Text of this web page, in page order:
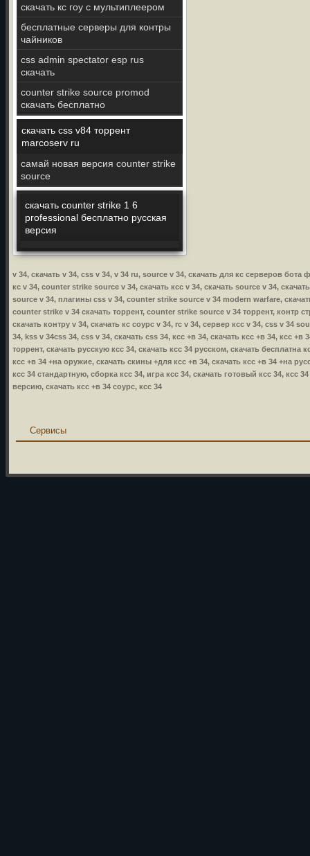
скачать кс гоу с мультиплеером
бесплатные серверы для контры
чайников
css admin spectator esp rus
скачать
counter strike source promod
скачать бесплатно
скачать css v84 торрент
marcoserv ru
самай новая версия counter strike
source
скачать counter strike 1 6
professional бесплатно русская
версия
v 34, скачать v 34, css v 34, v 34 ru, source v 34, скачать для кс серверов
кс v 34, counter strike source v 34, скачать ксс v 34, скачать source v 34,
source v 34, плагины css v 34, counter strike source v 34 modern warfare,
counter strike v 34 скачать торрент, counter strike source v 34 торрент, контр
скачать контру v 34, скачать кс соурс v 34, rc v 34, сервер ксс v 34, css v 34
34, kss v 34css 34, css v 34, скачать css 34, ксс +в 34, скачать ксс +в 34, ксс
торрент, скачать русскую ксс 34, скачать ксс 34 русском, скачать бесплатна
ксс +в 34 +на оружие, скачать скины +для ксс +в 34, скачать ксс +в 34 +на
ксс 34 стандартную, сборка ксс 34, игра ксс 34, скачать готовый ксс 34, ксс
версию, скачать ксс +в 34 соурс, ксс 34
Сервисы